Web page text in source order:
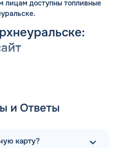
лицам доступны топливные
и внедрили
станции на
В последующие годы
под названием АЗС Флеш в
и Ответы
карту?
ЗВОНОК
принята.